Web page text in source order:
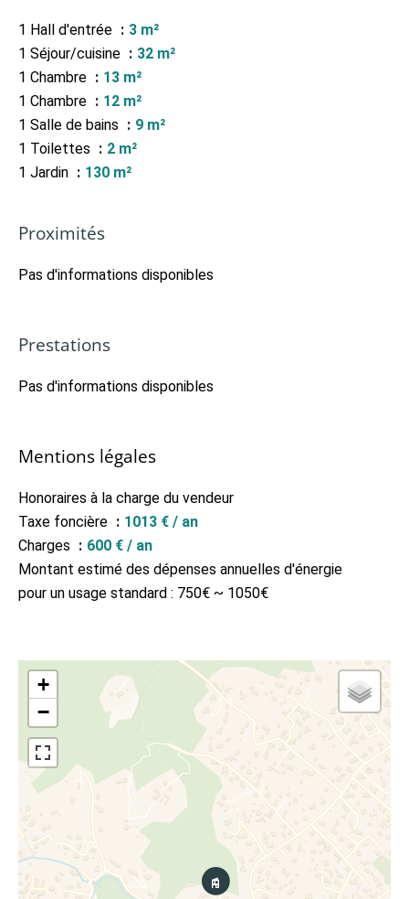
1 Hall d'entrée
3 m²
1 Séjour/cuisine
32 m²
1 Chambre
13 m²
1 Chambre
12 m²
1 Salle de bains
9 m²
1 Toilettes
2 m²
1 Jardin
130 m²
Proximités
Pas d'informations disponibles
Prestations
Pas d'informations disponibles
Mentions légales
Honoraires à la charge du vendeur
Taxe foncière
1013 € / an
Charges
600 € / an
Montant estimé des dépenses annuelles d'énergie
pour un usage standard : 750€ ~ 1050€
+
−